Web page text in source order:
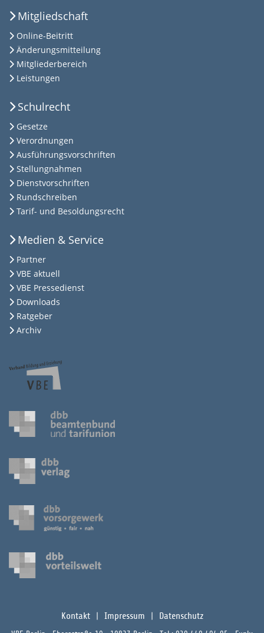
Mitgliedschaft
Online-Beitritt
Änderungsmitteilung
Mitgliederbereich
Leistungen
Schulrecht
Gesetze
Verordnungen
Ausführungsvorschriften
Stellungnahmen
Dienstvorschriften
Rundschreiben
Tarif- und Besoldungsrecht
Medien & Service
Partner
VBE aktuell
VBE Pressedienst
Downloads
Ratgeber
Archiv
Kontakt Impressum Datenschutz